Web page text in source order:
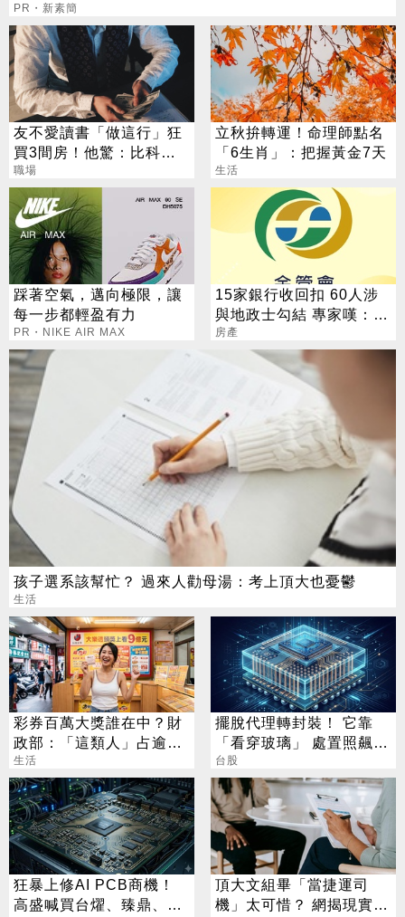
PR・新素簡
友不愛讀書「做這行」狂
買3間房！他驚：比科技
業強
職場
立秋拚轉運！命理師點名
「6生肖」：把握黃金7天
生活
踩著空氣，邁向極限，讓
每一步都輕盈有力
PR・NIKE AIR MAX
15家銀行收回扣 60人涉
與地政士勾結 專家嘆：徹
查恐血流成河
房產
孩子選系該幫忙？ 過來人勸母湯：考上頂大也憂鬱
生活
彩券百萬大獎誰在中？財
政部：「這類人」占逾6
成
生活
擺脫代理轉封裝！ 它靠
「看穿玻璃」 處置照飆2
漲停
台股
狂暴上修AI PCB商機！
高盛喊買台燿、臻鼎、台
頂大文組畢「當捷運司
機」太可惜？ 網揭現實：